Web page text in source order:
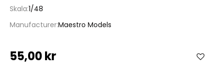
Skala 1/48
ManufacturerMaestro Models
55,00 kr